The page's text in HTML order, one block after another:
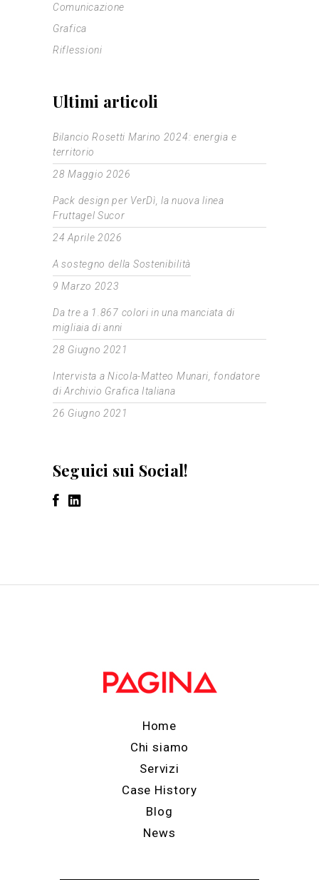
Comunicazione
Grafica
Riflessioni
Ultimi articoli
Bilancio Rosetti Marino 2024: energia e
territorio
28 Maggio 2026
Pack design per VerDì, la nuova linea
Fruttagel Sucor
24 Aprile 2026
A sostegno della Sostenibilità
9 Marzo 2023
Da tre a 1.867 colori in una manciata di
migliaia di anni
28 Giugno 2021
Intervista a Nicola-Matteo Munari, fondatore
di Archivio Grafica Italiana
26 Giugno 2021
Seguici sui Social!
Home
Chi siamo
Servizi
Case History
Blog
News